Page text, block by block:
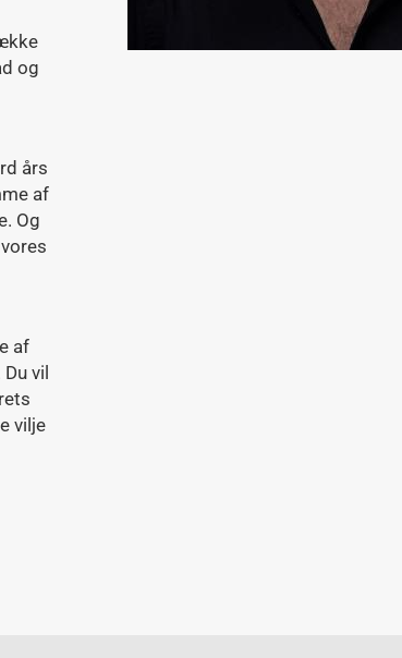
og
års
af
Og
af
vil
vilje